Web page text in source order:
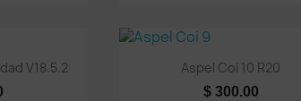
V18.5.2 Vista rápida
Aspel Coi 10 R20
$ 300.00